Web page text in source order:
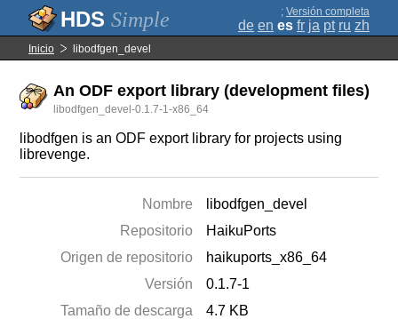
Simple ; Versión completa
de en es fr ja pt ru zh
Inicio libodfgen_devel
An ODF export library (development files)
libodfgen_devel-0.1.7-1-x86_64
libodfgen is an ODF export library for projects using
librevenge.
Nombre
libodfgen_devel
Repositorio
HaikuPorts
Origen de repositorio
haikuports_x86_64
Versión
0.1.7-1
Tamaño de descarga
4.7 KB